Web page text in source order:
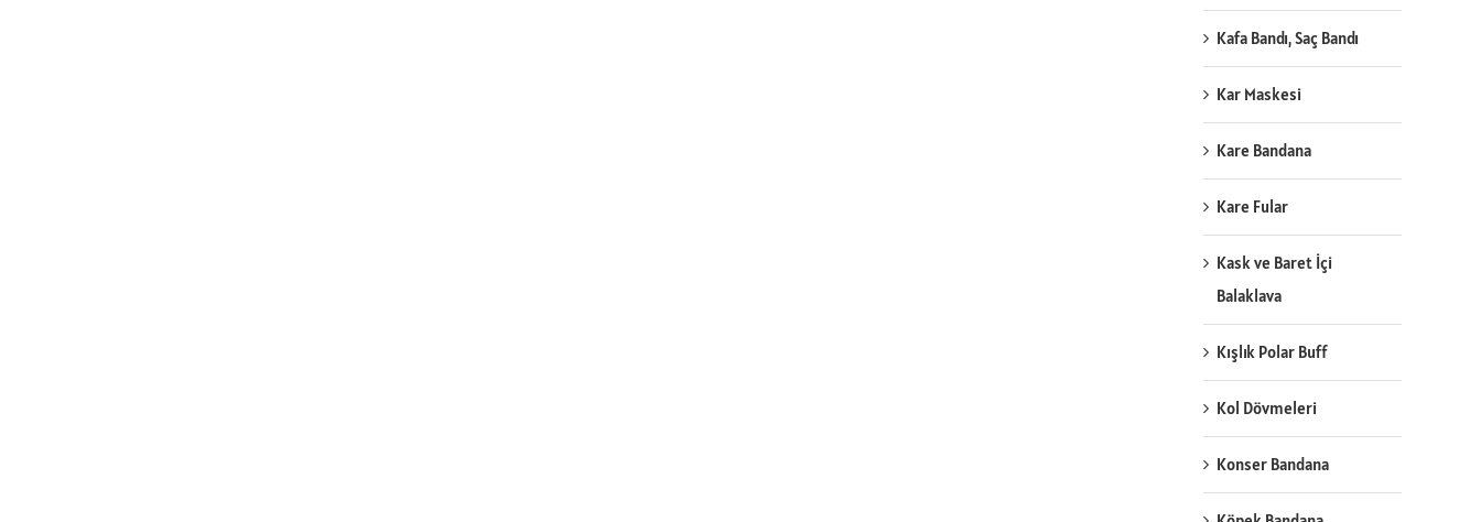
Kafa Bandı, Saç Bandı
Kar Maskesi
Kare Bandana
Kare Fular
Kask ve Baret İçi
Balaklava
Kışlık Polar Buff
Kol Dövmeleri
Konser Bandana